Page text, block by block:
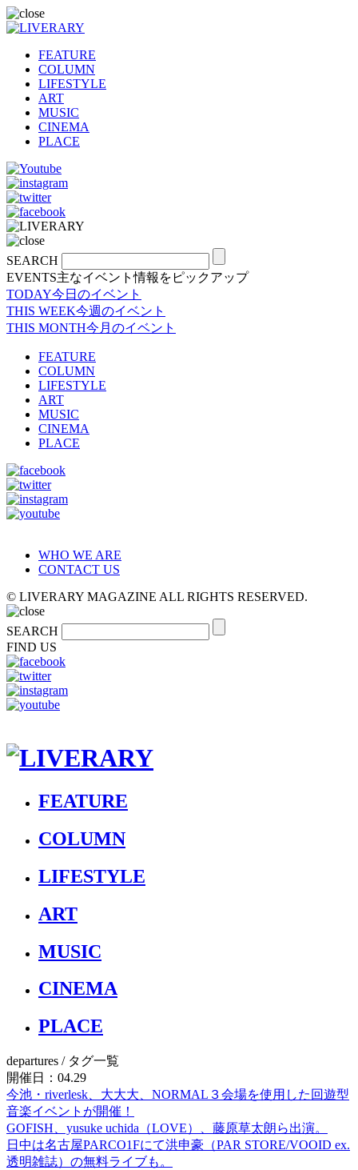
FEATURE
COLUMN
LIFESTYLE
ART
MUSIC
CINEMA
PLACE
SEARCH
EVENTS主なイベント情報をピックアップ
TODAY今日のイベント
THIS WEEK今週のイベント
THIS MONTH今月のイベント
FEATURE
COLUMN
LIFESTYLE
ART
MUSIC
CINEMA
PLACE
WHO WE ARE
CONTACT US
© LIVERARY MAGAZINE ALL RIGHTS RESERVED.
SEARCH
FIND US
FEATURE
COLUMN
LIFESTYLE
ART
MUSIC
CINEMA
PLACE
departures / タグ一覧
開催日：04.29
今池・riverlesk、大大大、NORMAL３会場を使用した回遊型
音楽イベントが開催！
GOFISH、yusuke uchida（LOVE）、藤原草太朗ら出演。
日中は名古屋PARCO1Fにて洪申豪（PAR STORE/VOOID ex.
透明雑誌）の無料ライブも。